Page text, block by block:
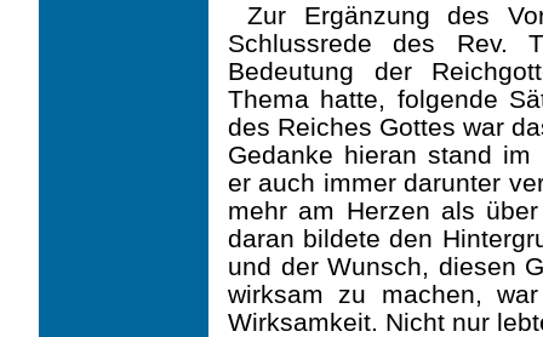
Zur Ergänzung des
Schlussrede des Rev.
Bedeutung der
Thema hatte, folgende
des Reiches Gottes war
Gedanke hieran stand
er auch immer darunter
mehr am Herzen als
daran bildete den
und der Wunsch, diesen
wirksam zu machen,
Wirksamkeit. Nicht nur